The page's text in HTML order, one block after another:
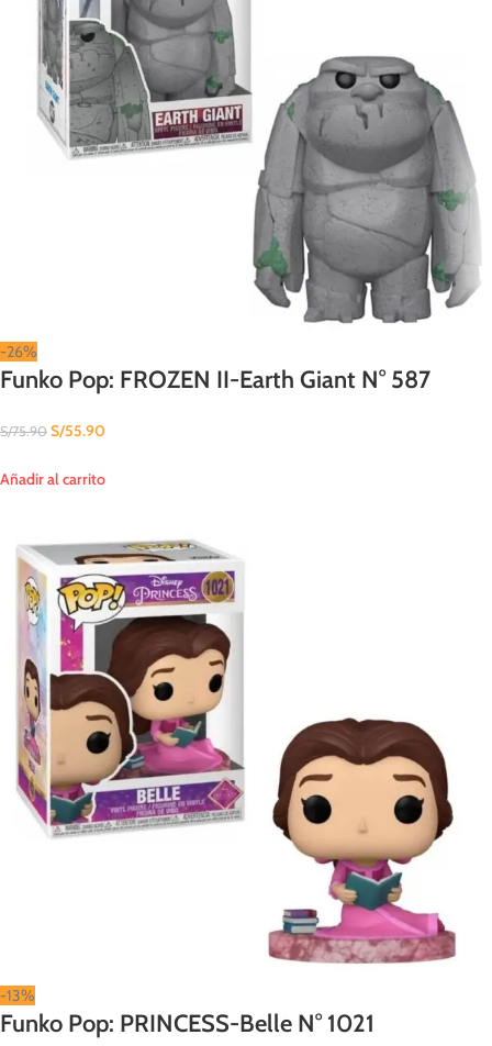
-26%
Funko Pop: FROZEN II-Earth Giant N° 587
S/75.90 S/55.90
Añadir al carrito
-13%
Funko Pop: PRINCESS-Belle N° 1021